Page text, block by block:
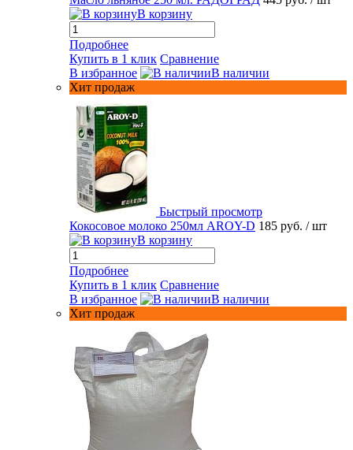
В корзину
Подробнее
Купить в 1 клик Сравнение
В избранное
В наличии
Хит продаж
Быстрый просмотр
Кокосовое молоко 250мл AROY-D 185 руб. / шт
В корзину
Подробнее
Купить в 1 клик Сравнение
В избранное
В наличии
Хит продаж